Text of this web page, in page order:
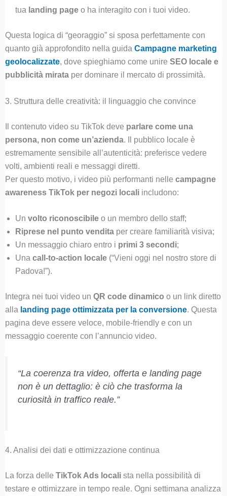
tua landing pageo ha interagito con i tuoi video.
Questa logica di “georaggio” si sposa perfettamente con
quanto già approfondito nella guida Campagne marketing
geolocalizzate, dove spieghiamo come unire SEO locale e
pubblicità mirataper dominare il mercato di prossimità.
3. Struttura delle creatività: il linguaggio che convince
Il contenuto video su TikTok deve parlare come una
persona, non come un’azienda. Il pubblico locale è
estremamente sensibile all’autenticità: preferisce vedere
volti, ambienti reali e messaggi diretti.
Per questo motivo, i video più performanti nelle campagne
awareness TikTok per negozi localiincludono:
Un volto riconoscibileo un membro dello staff;
Riprese nel punto venditaper creare familiarità visiva;
Un messaggio chiaro entro i primi 3 secondi;
Una call-to-action locale(“Vieni oggi nel nostro store di
Padova!”).
Integra nei tuoi video un QR code dinamico o un link diretto
alla landing page ottimizzata per la conversione. Questa
pagina deve essere veloce, mobile-friendly e con un
messaggio coerente con l’annuncio video.
“La coerenza tra video, offerta e landing page
non è un dettaglio: è ciò che trasforma la
curiosità in traffico reale.”
4. Analisi dei dati e ottimizzazione continua
La forza delle TikTok Ads localista nella possibilità di
testare e ottimizzare in tempo reale. Ogni settimana analizza